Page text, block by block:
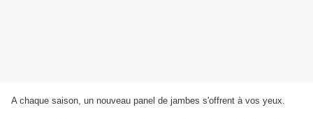
A chaque saison, un nouveau panel de jambes s'offrent à vos yeux.